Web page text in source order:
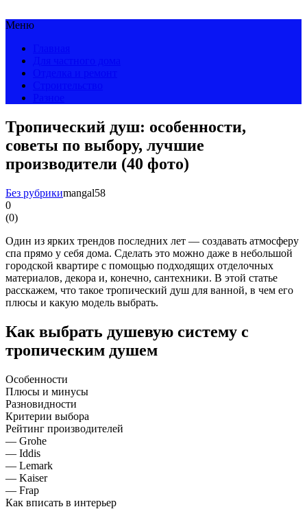
Меню
Тропический душ: особенности,
советы по выбору, лучшие
производители (40 фото)
Без рубрикиmangal58
0
(0)
Один из ярких трендов последних лет — создавать атмосферу
спа прямо у себя дома. Сделать это можно даже в небольшой
городской квартире с помощью подходящих отделочных
материалов, декора и, конечно, сантехники. В этой статье
расскажем, что такое тропический душ для ванной, в чем его
плюсы и какую модель выбрать.
Как выбрать душевую систему с
тропическим душем
Особенности
Плюсы и минусы
Разновидности
Критерии выбора
Рейтинг производителей
— Grohe
— Iddis
— Lemark
— Kaiser
— Frap
Как вписать в интерьер